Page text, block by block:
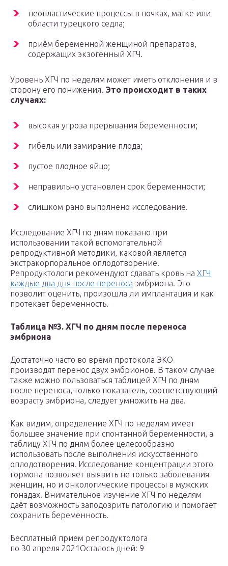
неопластические процессы в почках, матке или
области турецкого седла;
приём беременной женщиной препаратов,
содержащих экзогенный ХГЧ.
Уровень ХГЧ по неделям может иметь отклонения и в
сторону его понижения. Это происходит в таких
случаях:
высокая угроза прерывания беременности;
гибель или замирание плода;
пустое плодное яйцо;
неправильно установлен срок беременности;
слишком рано выполнено исследование.
Исследование ХГЧ по дням показано при
использовании такой вспомогательной
репродуктивной методики, каковой является
экстракорпоральное оплодотворение.
Репродуктологи рекомендуют сдавать кровь на ХГЧ
каждые два дня после переноса эмбриона. Это
позволит оценить, произошла ли имплантация и как
протекает беременность.
Таблица №3. ХГЧ по дням после переноса
эмбриона
Достаточно часто во время протокола ЭКО
производят перенос двух эмбрионов. В таком случае
также можно пользоваться таблицей ХГЧ по дням
после переноса, только показатель, соответствующий
возрасту эмбриона, следует умножить на два.
Как видим, определение ХГЧ по неделям имеет
большее значение при спонтанной беременности, а
таблицу ХГЧ по дням более целесообразно
использовать после выполнения искусственного
оплодотворения. Исследование концентрации этого
гормона позволяет выявить не только заболевания
женщин, но и онкологические процессы в мужских
гонадах. Внимательное изучение ХГЧ по неделям
даёт возможность заподозрить патологию и помогает
сохранить беременность.
Бесплатный прием репродуктолога
по 30 апреля 2021Осталось дней: 9